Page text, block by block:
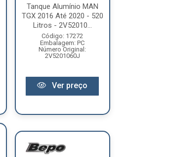
Tanque Alumínio MAN
TGX 2016 Até 2020 - 520
Litros - 2V52010...
Código: 17272
Embalagem: PC
Número Original:
2V5201060J
Ver preço